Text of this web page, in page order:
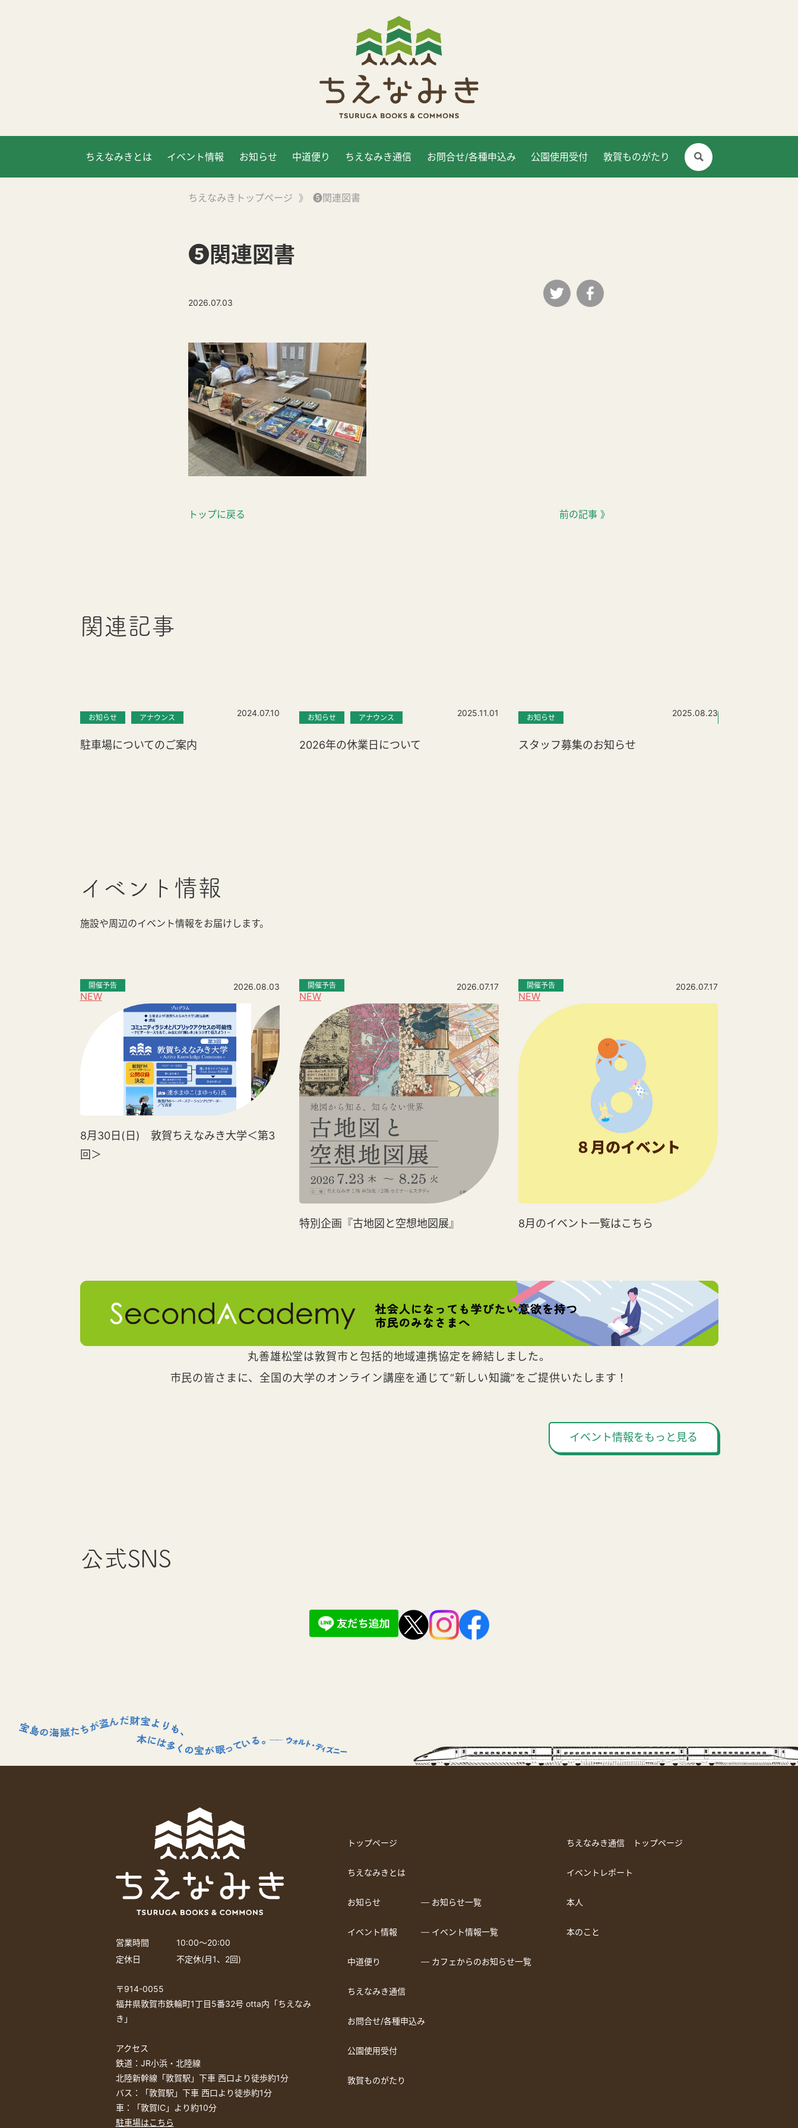
ちえなみきとは イベント情報 お知らせ 中道便り ちえなみき通信 お問合せ/各種申込み 公園使用受付 敦賀ものがたり
ちえなみきトップページ 》 ❺関連図書
❺関連図書
2026.07.03
トップに戻る 前の記事 》
関連記事
お知らせ アナウンス 2024.07.10
駐車場についてのご案内
お知らせ アナウンス 2025.11.01
2026年の休業日について
お知らせ 2025.08.23
スタッフ募集のお知らせ 7月の休業日に
イベント情報
施設や周辺のイベント情報をお届けします。
NEW
開催予告 2026.08.03
8月30日(日) 敦賀ちえなみき大学＜第3
回＞
NEW
開催予告 2026.07.17
特別企画『古地図と空想地図展』
NEW
開催予告 2026.07.17
8月のイベント一覧はこちら
丸善雄松堂は敦賀市と包括的地域連携協定を締結しました。
市民の皆さまに、全国の大学のオンライン講座を通じて“新しい知識”をご提供いたします！
イベント情報をもっと見る
公式SNS
営業時間
10:00〜20:00
定休日
不定休(月1、2回)
〒914-0055
福井県敦賀市鉄輪町1丁目5番32号 otta内「ちえなみ
き」
アクセス
鉄道：JR小浜・北陸線
北陸新幹線「敦賀駅」下車 西口より徒歩約1分
バス：「敦賀駅」下車 西口より徒歩約1分
車：「敦賀IC」より約10分
駐車場はこちら
トップページ
ちえなみきとは
お知らせ ― お知らせ一覧
イベント情報 ― イベント情報一覧
中道便り ― カフェからのお知らせ一覧
ちえなみき通信
お問合せ/各種申込み
公園使用受付
敦賀ものがたり
ちえなみき通信 トップページ
イベントレポート
本人
本のこと